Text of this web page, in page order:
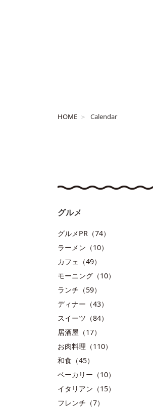
HOME Calendar
グルメ
グルメPR（74）
ラーメン（10）
カフェ（49）
モーニング（10）
ランチ（59）
ディナー（43）
スイーツ（84）
居酒屋（17）
お肉料理（110）
和食（45）
ベーカリー（10）
イタリアン（15）
フレンチ（7）